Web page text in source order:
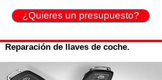
¿Quieres un presupuesto?
Reparación de llaves de coche.